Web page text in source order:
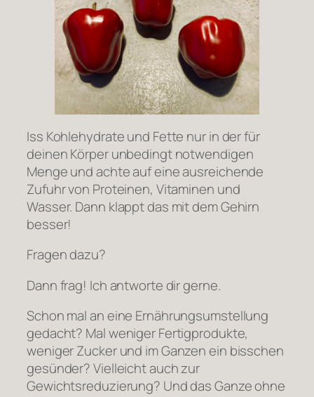
Iss Kohlehydrate und Fette nur in der für
deinen Körper unbedingt notwendigen
Menge und achte auf eine ausreichende
Zufuhr von Proteinen, Vitaminen und
Wasser. Dann klappt das mit dem Gehirn
besser!
Fragen dazu?
Dann frag! Ich antworte dir gerne.
Schon mal an eine Ernährungsumstellung
gedacht? Mal weniger Fertigprodukte,
weniger Zucker und im Ganzen ein bisschen
gesünder? Vielleicht auch zur
Gewichtsreduzierung? Und das Ganze ohne